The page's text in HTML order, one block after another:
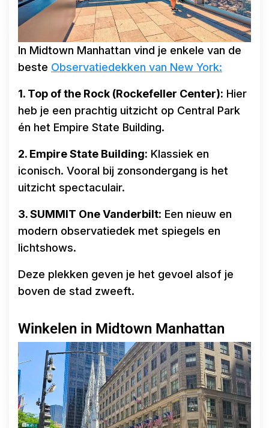
In Midtown Manhattan vind je enkele van de
beste Observatiedekken van New York:
1. Top of the Rock (Rockefeller Center): Hier
heb je een prachtig uitzicht op Central Park
én het Empire State Building.
2. Empire State Building: Klassiek en
iconisch. Vooral bij zonsondergang is het
uitzicht spectaculair.
3. SUMMIT One Vanderbilt: Een nieuw en
modern observatiedek met spiegels en
lichtshows.
Deze plekken geven je het gevoel alsof je
boven de stad zweeft.
Winkelen in Midtown Manhattan